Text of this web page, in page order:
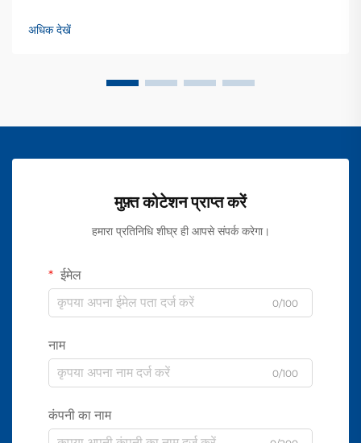
अधिक देखें
मुफ़्त कोटेशन प्राप्त करें
हमारा प्रतिनिधि शीघ्र ही आपसे संपर्क करेगा।
ईमेल
0/100
नाम
0/100
कंपनी का नाम